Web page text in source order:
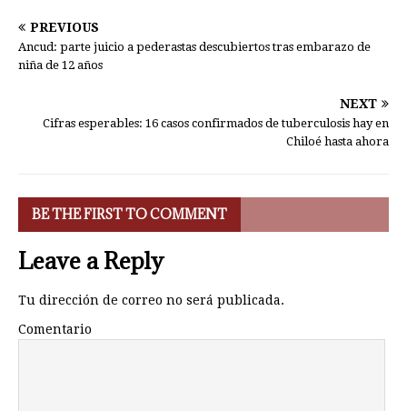
PREVIOUS
Ancud: parte juicio a pederastas descubiertos tras embarazo de
niña de 12 años
NEXT
Cifras esperables: 16 casos confirmados de tuberculosis hay en
Chiloé hasta ahora
BE THE FIRST TO COMMENT
Leave a Reply
Tu dirección de correo no será publicada.
Comentario